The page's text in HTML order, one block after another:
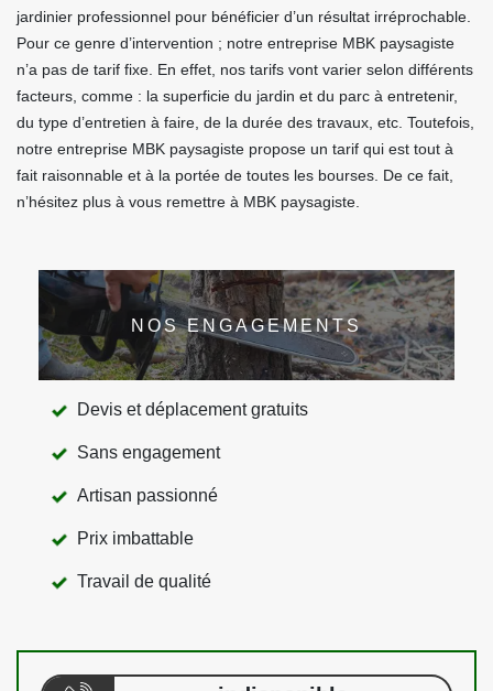
jardinier professionnel pour bénéficier d’un résultat irréprochable.
Pour ce genre d’intervention ; notre entreprise MBK paysagiste
n’a pas de tarif fixe. En effet, nos tarifs vont varier selon différents
facteurs, comme : la superficie du jardin et du parc à entretenir,
du type d’entretien à faire, de la durée des travaux, etc. Toutefois,
notre entreprise MBK paysagiste propose un tarif qui est tout à
fait raisonnable et à la portée de toutes les bourses. De ce fait,
n’hésitez plus à vous remettre à MBK paysagiste.
NOS ENGAGEMENTS
Devis et déplacement gratuits
Sans engagement
Artisan passionné
Prix imbattable
Travail de qualité